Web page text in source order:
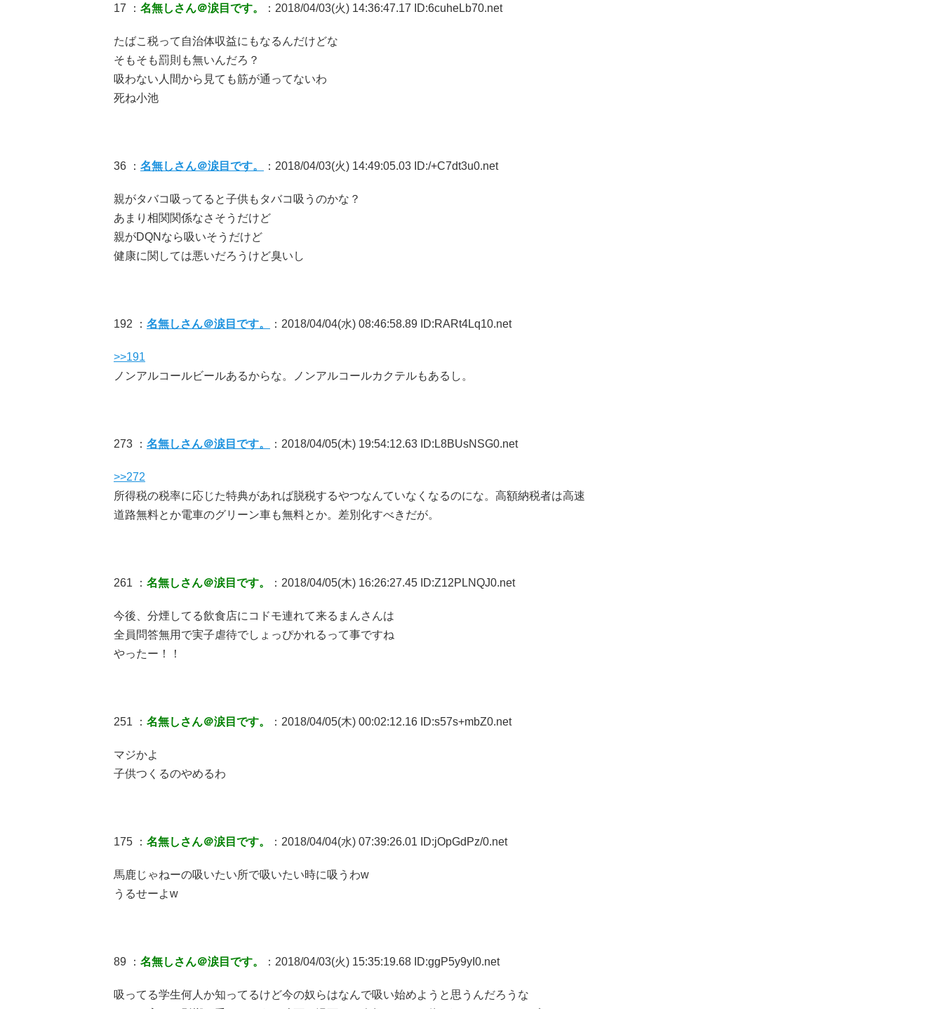
17 ： 名無しさん＠涙目です。 ：2018/04/03(火) 14:36:47.17 ID:6cuheLb70.net
たばこ税って自治体収益にもなるんだけどな
そもそも罰則も無いんだろ？
吸わない人間から見ても筋が通ってないわ
死ね小池
36 ： 名無しさん＠涙目です。 ：2018/04/03(火) 14:49:05.03 ID:/+C7dt3u0.net
親がタバコ吸ってると子供もタバコ吸うのかな？
あまり相関関係なさそうだけど
親がDQNなら吸いそうだけど
健康に関しては悪いだろうけど臭いし
192 ： 名無しさん＠涙目です。 ：2018/04/04(水) 08:46:58.89 ID:RARt4Lq10.net
>>191
ノンアルコールビールあるからな。ノンアルコールカクテルもあるし。
273 ： 名無しさん＠涙目です。 ：2018/04/05(木) 19:54:12.63 ID:L8BUsNSG0.net
>>272
所得税の税率に応じた特典があれば脱税するやつなんていなくなるのにな。高額納税者は高速
道路無料とか電車のグリーン車も無料とか。差別化すべきだが。
261 ： 名無しさん＠涙目です。 ：2018/04/05(木) 16:26:27.45 ID:Z12PLNQJ0.net
今後、分煙してる飲食店にコドモ連れて来るまんさんは
全員問答無用で実子虐待でしょっぴかれるって事ですね
やったー！！
251 ： 名無しさん＠涙目です。 ：2018/04/05(木) 00:02:12.16 ID:s57s+mbZ0.net
マジかよ
子供つくるのやめるわ
175 ： 名無しさん＠涙目です。 ：2018/04/04(水) 07:39:26.01 ID:jOpGdPz/0.net
馬鹿じゃねーの吸いたい所で吸いたい時に吸うわw
うるせーよw
89 ： 名無しさん＠涙目です。 ：2018/04/03(火) 15:35:19.68 ID:ggP5y9yI0.net
吸ってる学生何人か知ってるけど今の奴らはなんで吸い始めようと思うんだろうな